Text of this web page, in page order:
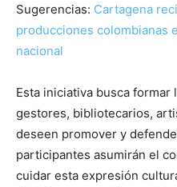
Sugerencias: Cartagena
producciones colombianas
nacional
Esta iniciativa busca
gestores, bibliotecarios,
deseen promover y
participantes asumirán el
cuidar esta expresión